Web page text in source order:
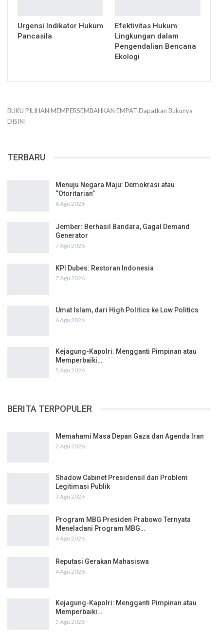
Urgensi Indikator Hukum
Pancasila
Efektivitas Hukum
Lingkungan dalam
Pengendalian Bencana
Ekologi
BUKU PILIHAN MEMPERSEMBAHKAN EMPAT Dapatkan Bukunya
DISINI
TERBARU
Menuju Negara Maju: Demokrasi atau
“Otoritarian”
8 Agu 2026
Jember: Berhasil Bandara, Gagal Demand
Generator
7 Agu 2026
KPI Dubes: Restoran Indonesia
7 Agu 2026
Umat Islam, dari High Politics ke Low Politics
6 Agu 2026
Kejagung-Kapolri: Mengganti Pimpinan atau
Memperbaiki…
5 Agu 2026
BERITA TERPOPULER
Memahami Masa Depan Gaza dan Agenda Iran
2 Agu 2026
Shadow Cabinet Presidensil dan Problem
Legitimasi Publik
3 Agu 2026
Program MBG Presiden Prabowo Ternyata
Meneladani Program MBG…
4 Agu 2026
Reputasi Gerakan Mahasiswa
4 Agu 2026
Kejagung-Kapolri: Mengganti Pimpinan atau
Memperbaiki…
5 Agu 2026